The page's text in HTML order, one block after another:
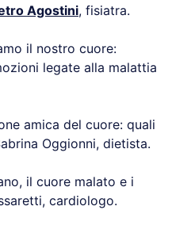
Agostini, fisiatra.
il nostro cuore:
legate alla malattia
amica del cuore: quali
Oggionni, dietista.
il cuore malato e i
cardiologo.